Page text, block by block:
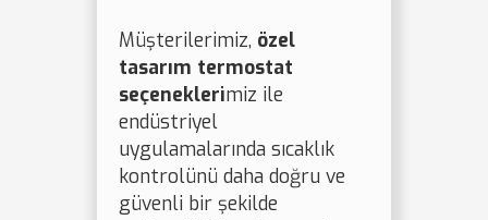
Müşterilerimiz, özel
tasarım termostat
seçeneklerimiz ile
endüstriyel
uygulamalarında sıcaklık
kontrolünü daha doğru ve
güvenli bir şekilde